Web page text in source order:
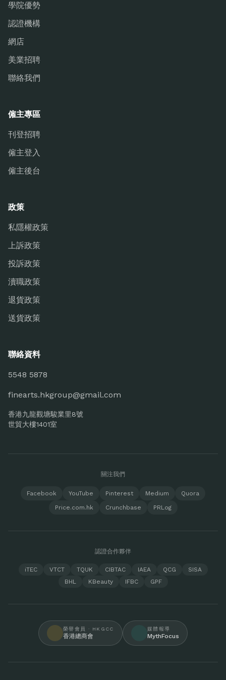
學院優勢
認證機構
網店
美業招聘
聯絡我們
僱主專區
刊登招聘
僱主登入
僱主後台
政策
私隱權政策
上訴政策
投訴政策
瀆職政策
退貨政策
送貨政策
聯絡資料
5548 5878
finearts.hkgroup@gmail.com
香港九龍觀塘駿業里8號
世貿大樓1401室
關注我們
Facebook YouTube Pinterest Medium
Quora
Price.com.hk
Crunchbase PRLog
認證合作夥伴
iTEC VTCT TQUK CIBTAC IAEA QCG
SISA
BHL
KBeauty IFBC GPF
榮譽會員 · HKGCC
香港總商會
媒體報導
MythFocus